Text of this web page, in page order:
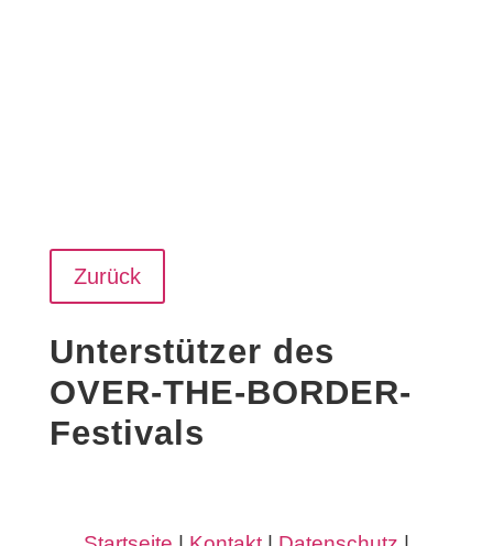
Zurück
Unterstützer des
OVER-THE-BORDER-
Festivals